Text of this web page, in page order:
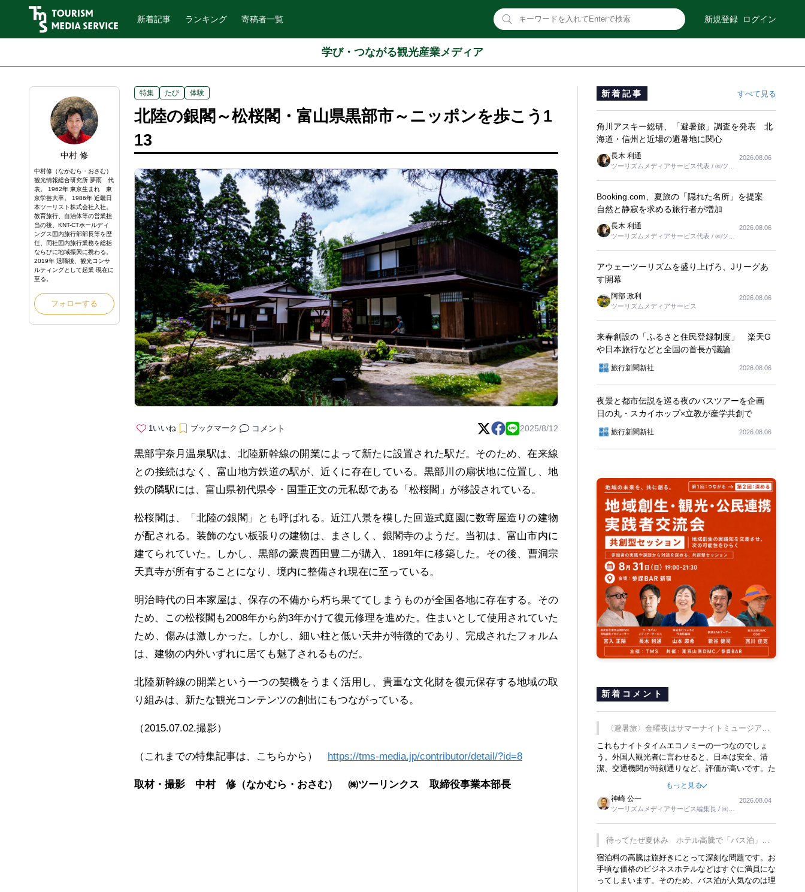
新着記事 ランキング 寄稿者一覧 新規登録 ログイン
学び・つながる観光産業メディア
中村 修
中村修（なかむら・おさむ）
観光情報総合研究所 夢雨 代
表。 1962年 東京生まれ 東
京学芸大卒。 1986年 近畿日
本ツーリスト株式会社入社。
教育旅行、自治体等の営業担
当の後、KNT-CTホールディ
ングス国内旅行部部長等を歴
任、同社国内旅行業務を総括
ならびに地域振興に携わる。
2019年 退職後、観光コンサ
ルティングとして起業 現在に
至る。
フォローする
特集 たび 体験
北陸の銀閣～松桜閣・富山県黒部市～ニッポンを歩こう1
13
1いいね ブックマーク コメント 2025/8/12
黒部宇奈月温泉駅は、北陸新幹線の開業によって新たに設置された駅だ。そのため、在来線
との接続はなく、富山地方鉄道の駅が、近くに存在している。黒部川の扇状地に位置し、地
鉄の隣駅には、富山県初代県令・国重正文の元私邸である「松桜閣」が移設されている。
松桜閣は、「北陸の銀閣」とも呼ばれる。近江八景を模した回遊式庭園に数寄屋造りの建物
が配される。装飾のない板張りの建物は、まさしく、銀閣寺のようだ。当初は、富山市内に
建てられていた。しかし、黒部の豪農西田豊二が購入、1891年に移築した。その後、曹洞宗
天真寺が所有することになり、境内に整備され現在に至っている。
明治時代の日本家屋は、保存の不備から朽ち果ててしまうものが全国各地に存在する。その
ため、この松桜閣も2008年から約3年かけて復元修理を進めた。住まいとして使用されていた
ため、傷みは激しかった。しかし、細い柱と低い天井が特徴的であり、完成されたフォルム
は、建物の内外いずれに居ても魅了されるものだ。
北陸新幹線の開業という一つの契機をうまく活用し、貴重な文化財を復元保存する地域の取
り組みは、新たな観光コンテンツの創出にもつながっている。
（2015.07.02.撮影）
（これまでの特集記事は、こちらから） https://tms-media.jp/contributor/detail/?id=8
取材・撮影 中村 修（なかむら・おさむ） ㈱ツーリンクス 取締役事業本部長
新着記事 すべて見る
角川アスキー総研、「避暑旅」調査を発表 北
海道・信州と近場の避暑地に関心
長木 利通
ツーリズムメディアサービス代表 / ㈱ツー
2026.08.06
Booking.com、夏旅の「隠れた名所」を提案
自然と静寂を求める旅行者が増加
長木 利通
ツーリズムメディアサービス代表 / ㈱ツー
2026.08.06
アウェーツーリズムを盛り上げろ、Jリーグあ
す開幕
阿部 政利
ツーリズムメディアサービス
2026.08.06
来春創設の「ふるさと住民登録制度」 楽天G
や日本旅行などと全国の首長が議論
旅行新聞新社 2026.08.06
夜景と都市伝説を巡る夜のバスツアーを企画
日の丸・スカイホップ×立教が産学共創で
旅行新聞新社 2026.08.06
新着コメント
〈避暑旅〉金曜夜はサマーナイトミュージア
ム、都立6施設で
これもナイトタイムエコノミーの一つなのでしょ
う。外国人観光者に言わせると、日本は安全、清
潔、交通機関が時刻通りなど、評価が高いです。た
す。そのような意味で、金曜夜にこのようなイベン
トが行われれば、日本人に限らず外国人にとっても
楽しみが増えるでしょうね。
もっと見る
神崎 公一
ツーリズムメディアサービス編集長 / ㈱ツ
2026.08.04
待ってたぜ夏休み ホテル高騰で「バス泊」人
気
宿泊料の高騰は旅好きにとって深刻な問題です。お
手頃な価格のビジネスホテルなどはすぐに満員にな
ってしまいます。そのため、バス泊が人気なのは理